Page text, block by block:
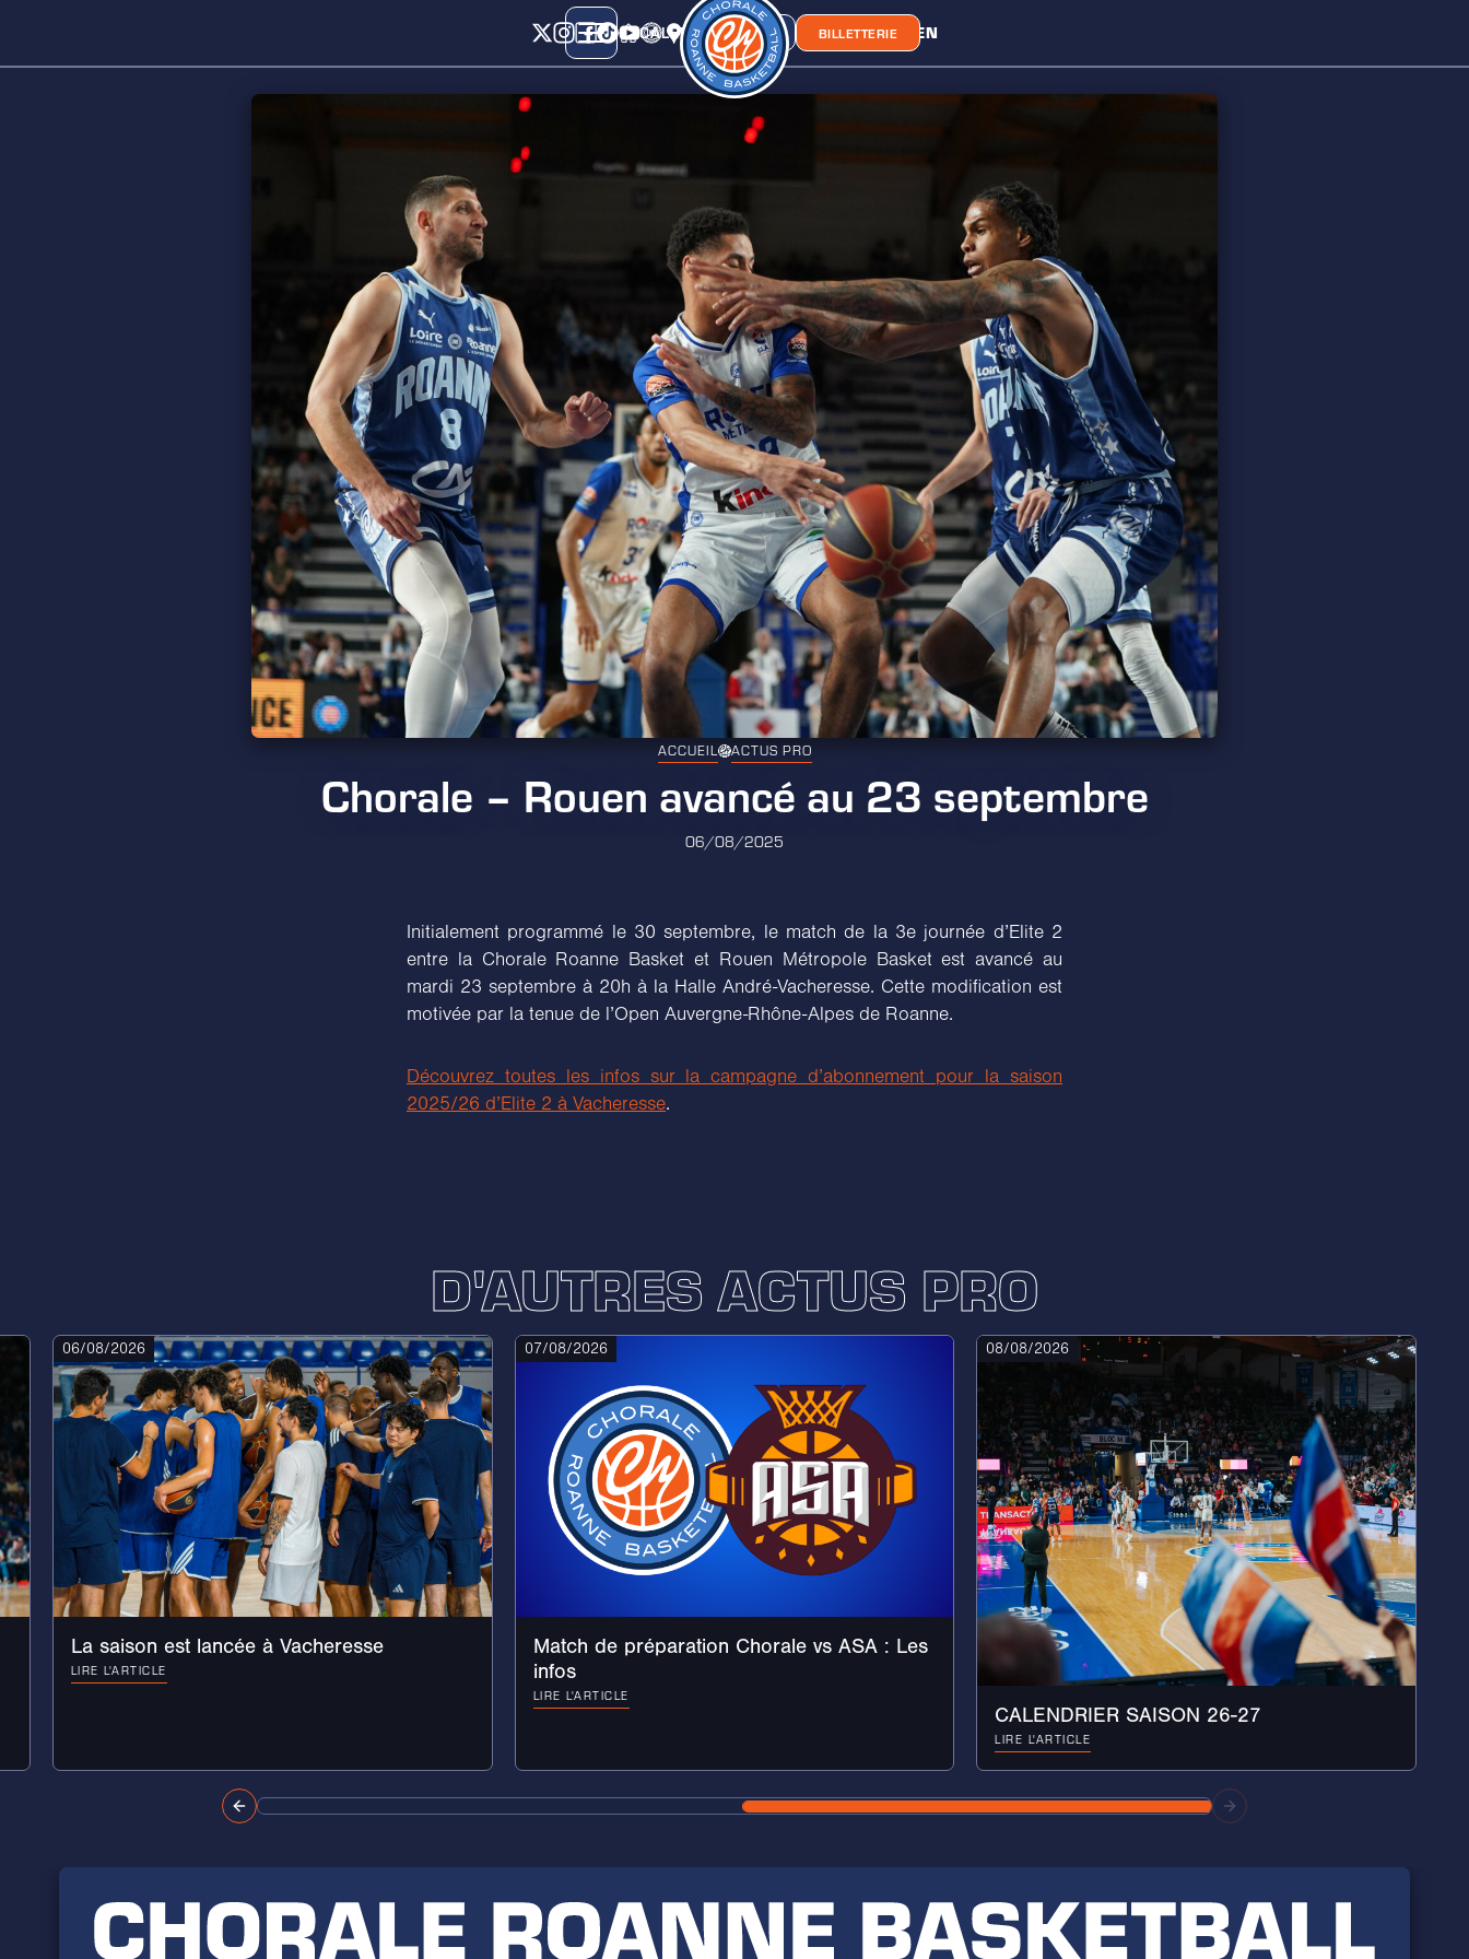
CALENDRIERCLASSEMENTCHORA' LIEN
BOUTIQUE BILLETTERIE
ACCUEIL ACTUS PRO
Chorale – Rouen avancé au 23 septembre
06/08/2025
Initialement programmé le 30 septembre, le match de la 3e journée d’Elite 2
entre la Chorale Roanne Basket et Rouen Métropole Basket est avancé au
mardi 23 septembre à 20h à la Halle André-Vacheresse. Cette modification est
motivée par la tenue de l’Open Auvergne-Rhône-Alpes de Roanne.
Découvrez toutes les infos sur la campagne d’abonnement pour la saison
2025/26 d’Elite 2 à Vacheresse.
D'AUTRES ACTUS PRO
06/08/2026
La saison est lancée à Vacheresse
LIRE L'ARTICLE
07/08/2026
Match de préparation Chorale vs ASA : Les
infos
LIRE L'ARTICLE
08/08/2026
CALENDRIER SAISON 26-27
LIRE L'ARTICLE